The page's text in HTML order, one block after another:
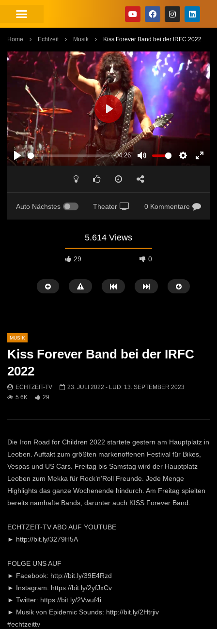
Home Echtzeit Musik Kiss Forever Band bei der IRFC 2022
PLAY
-04:26
MUTE SETTINGS
PLAY
Auto Nächstes Theater 0 Kommentare
5.614 Views
29 0
irgendwann (Nena Cover)
ECHTZEIT-TV
Rose
MUSIK
Kiss Forever Band bei der IRFC
2022
ECHTZEIT-TV 23. JULI 2022 - LUD: 13. SEPTEMBER 2023
5.6K
29
Die Iron Road for Children 2022 startete gestern am Hauptplatz in
Leoben. Auftakt zum größten markenoffenen Festival für Bikes,
Vespas und US Cars. Freitag bis Samstag wird der Hauptplatz
Leoben zum Mekka für Rock’n’Roll Freunde. Jede Menge
Highlights das ganze Wochenende hindurch. Am Freitag spielten
bereits namhafte Bands, darunter auch KISS Forever Band.
ECHTZEIT-TV ABO AUF YOUTUBE
► http://bit.ly/3279H5A
FOLGE UNS AUF
► Facebook: http://bit.ly/39E4Rzd
► Instagram: https://bit.ly/2yfJxCv
► Twitter: https://bit.ly/2Vwuf4i
► Musik von Epidemic Sounds: http://bit.ly/2Htrjiv
#echtzeittv